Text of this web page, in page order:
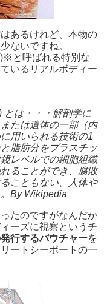
あるけれど、本物の
ないですね。
)※と呼ばれる特別な
いるリアルボディー
とは・・・解剖学に
たは遺体の一部（内
用いられる技術の1
脂肪分をプラスチッ
レベルでの細胞組織
ることができ、腐敗
こともない、人体や
By Wikipedia
たのですがなんだか
ーズに視察というチ
行するバウチャーを
ートシーポートの一